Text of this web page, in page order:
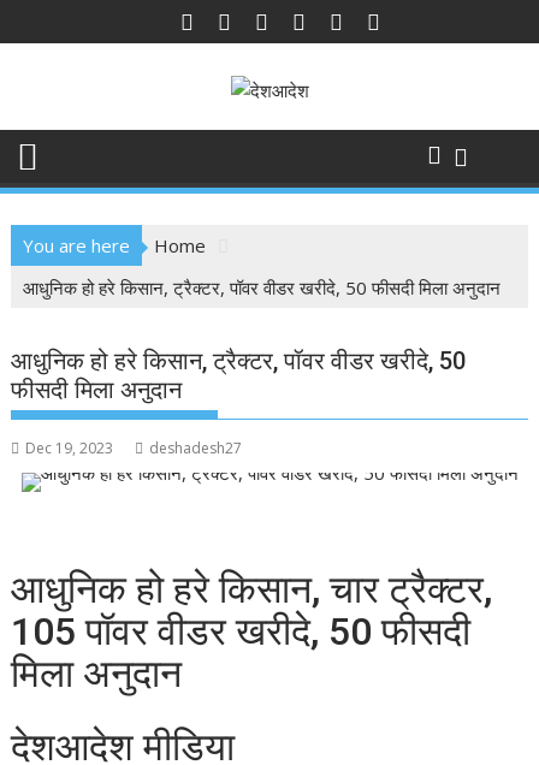
to
You are here
Home
आधुनिक हो हरे किसान, ट्रैक्टर, पॉवर वीडर खरीदे, 50 फीसदी मिला अनुदान
आधुनिक हो हरे किसान, ट्रैक्टर, पॉवर वीडर खरीदे, 50
फीसदी मिला अनुदान
Dec 19, 2023 deshadesh27
आधुनिक हो हरे किसान, चार ट्रैक्टर,
105 पॉवर वीडर खरीदे, 50 फीसदी
मिला अनुदान
देशआदेश मीडिया